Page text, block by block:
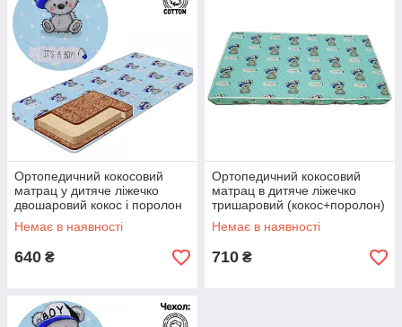
Ортопедичний кокосовий
матрац у дитяче ліжечко
двошаровий кокос і поролон
120х60х5 см
Немає в наявності
640 ₴
Ортопедичний кокосовий
матрац в дитяче ліжечко
тришаровий (кокос+поролон)
120х60х7 см
Немає в наявності
710 ₴